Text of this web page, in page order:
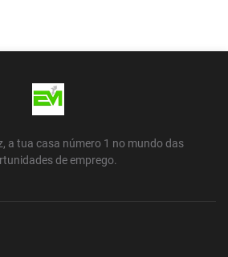
a tua casa número 1 no mundo das
de emprego.